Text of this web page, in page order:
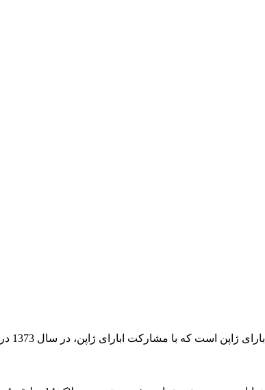
در سال 1373 در ایران تاسیس شد و فعالیت خود را از سال 1380 به صورت عملی اغاز کرد.